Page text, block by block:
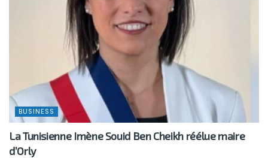
BUSINESS
La Tunisienne Imène Souid Ben Cheikh réélue maire
d’Orly